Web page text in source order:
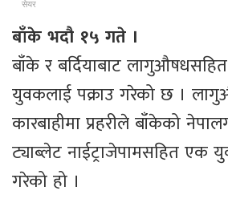
सेयर
बाँके भदौ १५ गते ।
बाँके र बर्दियाबाट
युवकलाई पक्राउ गरेको छ ।
कारबाहीमा प्रहरीले बाँकेको
ट्याब्लेट नाईट्राजेपामसहित एक
गरेको हो ।